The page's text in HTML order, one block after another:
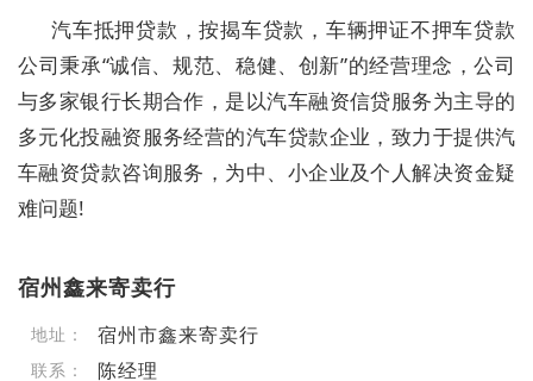
汽车抵押贷款，按揭车贷款，车辆押证不押车贷款
公司秉承“诚信、规范、稳健、创新”的经营理念，公司
与多家银行长期合作，是以汽车融资信贷服务为主导的
多元化投融资服务经营的汽车贷款企业，致力于提供汽
车融资贷款咨询服务，为中、小企业及个人解决资金疑
难问题!
宿州鑫来寄卖行
地址： 宿州市鑫来寄卖行
联系： 陈经理